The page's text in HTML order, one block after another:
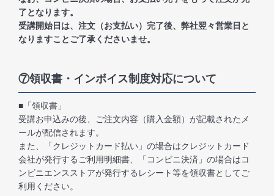
了となります。
受講開始日は、注文（お支払い）完了後、弊社翌々営業日と
なりますことご了承くださいませ。
⑦領収書・インボイス制度対応について
■「領収書」
受講お申込みの後、ご注文内容（購入金額）が記載されたメ
ールが配信されます。
また、「クレジットカード払い」の場合はクレジットカード
会社が発行するご利用明細書、「コンビニ決済」の場合はコ
ンビニエンスストアが発行するレシート等を領収書としてご
利用ください。